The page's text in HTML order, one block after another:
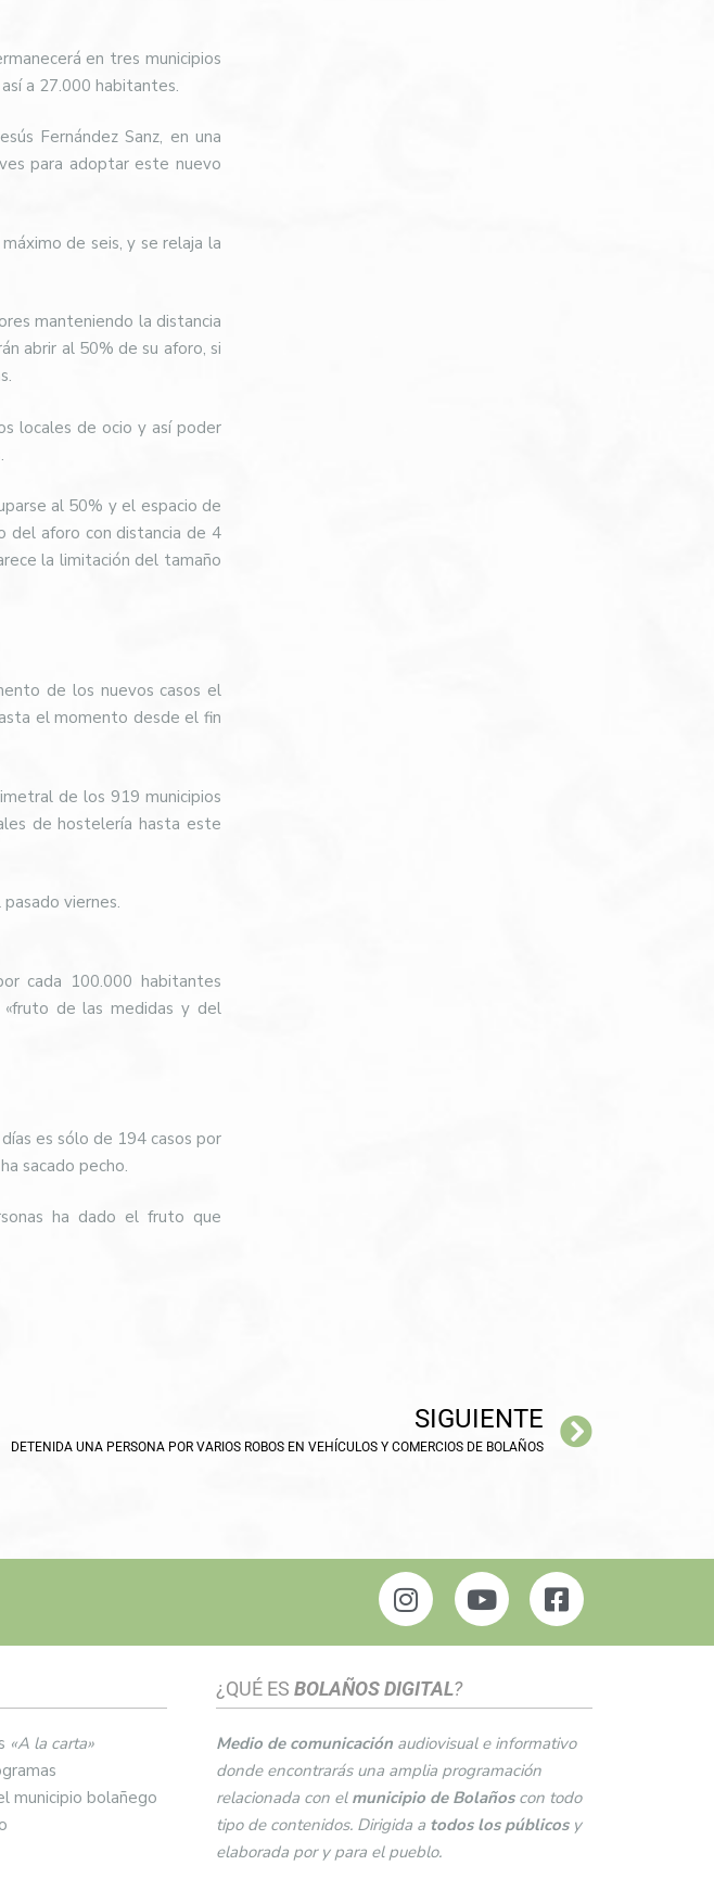
en tres municipios
a 27.000 habitantes.
Fernández Sanz, en una
para adoptar este nuevo
de seis, y se relaja la
manteniendo la distancia
abrir al 50% de su aforo, si
locales de ocio y así poder
al 50% y el espacio de
del aforo con distancia de 4
la limitación del tamaño
de los nuevos casos el
el momento desde el fin
de los 919 municipios
de hostelería hasta este
viernes.
cada 100.000 habitantes
de las medidas y del
es sólo de 194 casos por
sacado pecho.
ha dado el fruto que
SIGUIENTE
DETENIDA UNA PERSONA POR VARIOS ROBOS EN VEHÍCULOS Y COMERCIOS DE BOLAÑOS
«A la carta»
municipio bolañego
¿QUÉ ES BOLAÑOS DIGITAL?
Medio de comunicación audiovisual e informativo
donde encontrarás una amplia programación
relacionada con el municipio de Bolaños con todo
tipo de contenidos. Dirigida a todos los públicosy
elaborada por y para el pueblo.